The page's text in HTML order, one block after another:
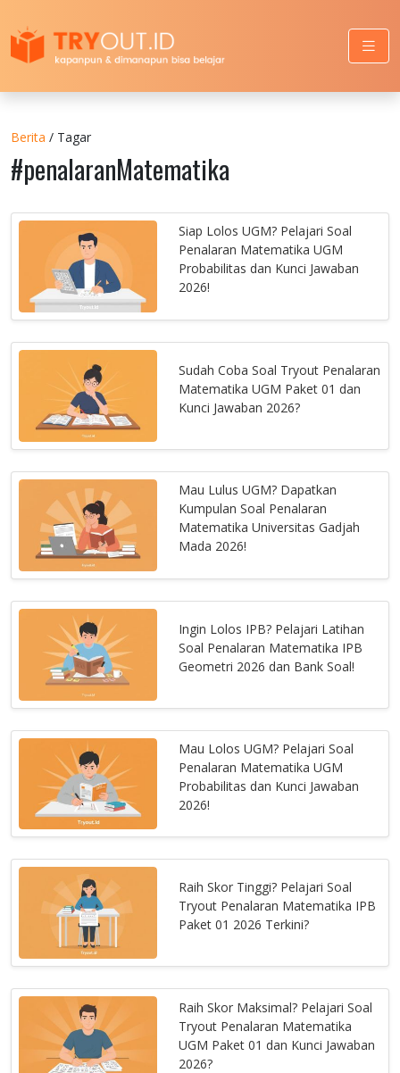
Berita / Tagar
#penalaranMatematika
Siap Lolos UGM? Pelajari Soal
Penalaran Matematika UGM
Probabilitas dan Kunci Jawaban
2026!
Sudah Coba Soal Tryout Penalaran
Matematika UGM Paket 01 dan
Kunci Jawaban 2026?
Mau Lulus UGM? Dapatkan
Kumpulan Soal Penalaran
Matematika Universitas Gadjah
Mada 2026!
Ingin Lolos IPB? Pelajari Latihan
Soal Penalaran Matematika IPB
Geometri 2026 dan Bank Soal!
Mau Lolos UGM? Pelajari Soal
Penalaran Matematika UGM
Probabilitas dan Kunci Jawaban
2026!
Raih Skor Tinggi? Pelajari Soal
Tryout Penalaran Matematika IPB
Paket 01 2026 Terkini?
Raih Skor Maksimal? Pelajari Soal
Tryout Penalaran Matematika
UGM Paket 01 dan Kunci Jawaban
2026?